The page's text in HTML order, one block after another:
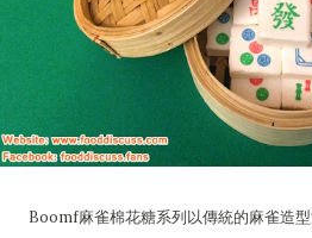
Boomf麻雀棉花糖系列以傳統的麻雀造型